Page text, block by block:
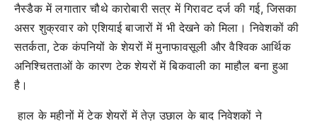
नैस्डैक में लगातार चौथे कारोबारी सत्र में गिरावट दर्ज की गई, जिसका
असर शुक्रवार को एशियाई बाजारों में भी देखने को मिला। निवेशकों की
सतर्कता, टेक कंपनियों के शेयरों में मुनाफावसूली और वैश्विक आर्थिक
अनिश्चितताओं के कारण टेक शेयरों में बिकवाली का माहौल बना हुआ
है।
हाल के महीनों में टेक शेयरों में तेज़ उछाल के बाद निवेशकों ने